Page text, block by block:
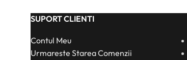
SUPORT CLIENTI
Contul Meu
Urmareste Starea Comenzii